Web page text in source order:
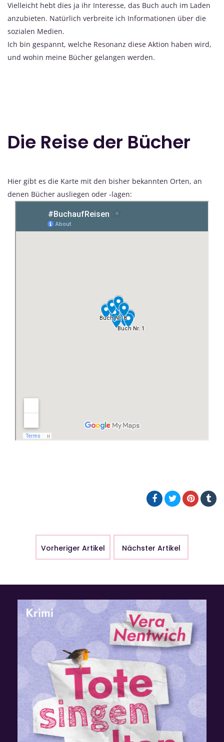
Vielleicht hebt dies ja ihr Interesse, das Buch auch im Laden
anzubieten. Natürlich verbreite ich Informationen über die
sozialen Medien.
Ich bin gespannt, welche Resonanz diese Aktion haben wird,
und wohin meine Bücher gelangen werden.
Die Reise der Bücher
Hier gibt es die Karte mit den bisher bekannten Orten, an
denen Bücher ausliegen oder -lagen:
Vorheriger Artikel Nächster Artikel